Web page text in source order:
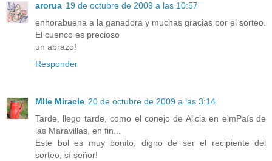
arorua 19 de octubre de 2009 a las 10:57
enhorabuena a la ganadora y muchas gracias por el sorteo.
El cuenco es precioso
un abrazo!
Responder
Mlle Miracle 20 de octubre de 2009 a las 3:14
Tarde, llego tarde, como el conejo de Alicia en elmPaís de
las Maravillas, en fin...
Este bol es muy bonito, digno de ser el recipiente del
sorteo, sí señor!